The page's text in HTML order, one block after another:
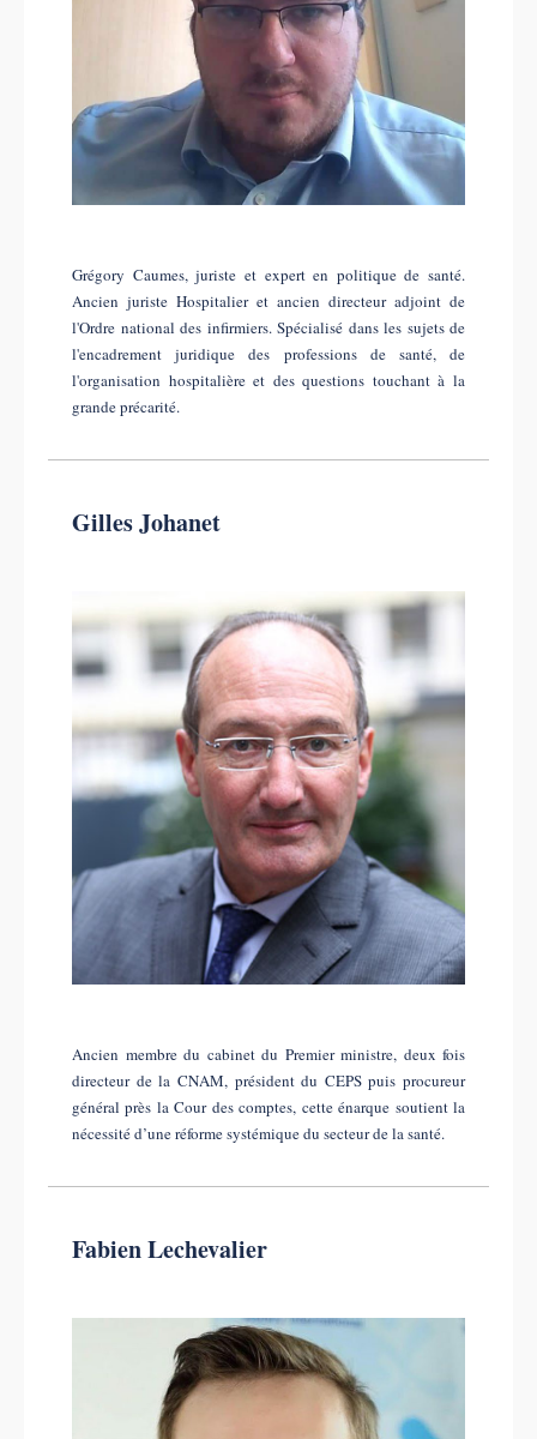
Grégory Caumes, juriste et expert en politique de santé.
Ancien juriste Hospitalier et ancien directeur adjoint de
l'Ordre national des infirmiers. Spécialisé dans les sujets de
l'encadrement juridique des professions de santé, de
l'organisation hospitalière et des questions touchant à la
grande précarité.
Gilles Johanet
Ancien membre du cabinet du Premier ministre, deux fois
directeur de la CNAM, président du CEPS puis procureur
général près la Cour des comptes, cette énarque soutient la
nécessité d’une réforme systémique du secteur de la santé.
Fabien Lechevalier